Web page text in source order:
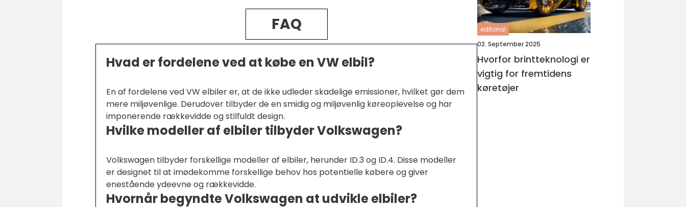
FAQ
Hvad er fordelene ved at købe en VW elbil?
En af fordelene ved VW elbiler er, at de ikke udleder skadelige emissioner, hvilket gør dem
mere miljøvenlige. Derudover tilbyder de en smidig og miljøvenlig køreoplevelse og har
imponerende rækkevidde og stilfuldt design.
Hvilke modeller af elbiler tilbyder Volkswagen?
Volkswagen tilbyder forskellige modeller af elbiler, herunder ID.3 og ID.4. Disse modeller
er designet til at imødekomme forskellige behov hos potentielle købere og giver
enestående ydeevne og rækkevidde.
Hvornår begyndte Volkswagen at udvikle elbiler?
editorial
02. September 2025
Hvorfor brintteknologi er
vigtig for fremtidens
køretøjer